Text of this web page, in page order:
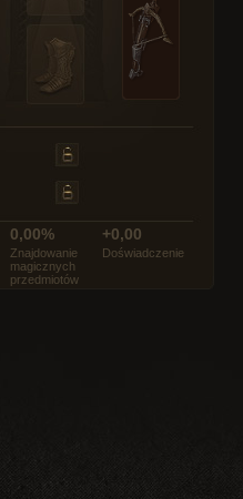
0,00%
Znajdowanie
magicznych
przedmiotów
+0,00
Doświadczenie